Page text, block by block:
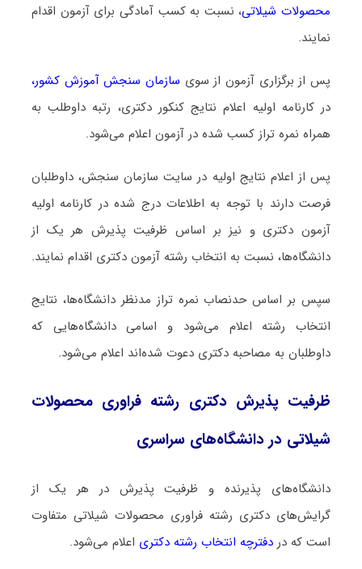
ﻣﺤﺼﻮﻻت شیلاتی، نسبت به کسب آمادگی برای آزمون اقدام
نمایند.
پس از برگزاری آزمون از سوی سازمان سنجش آموزش کشور،
در کارنامه اولیه اعلام نتایج کنکور دکتری، رتبه داوطلب به
همراه نمره تراز کسب شده در آزمون اعلام می‌شود.
پس از اعلام نتایج اولیه در سایت سازمان سنجش، داوطلبان
فرصت دارند با توجه به اطلاعات درج شده در کارنامه اولیه
آزمون دکتری و نیز بر اساس ظرفیت پذیرش هر یک از
دانشگاه‌ها، نسبت به انتخاب رشته آزمون دکتری اقدام نمایند.
سپس بر اساس حدنصاب نمره تراز مدنظر دانشگاه‌ها، نتایج
انتخاب رشته اعلام می‌شود و اسامی دانشگاه‌هایی که
داوطلبان به مصاحبه دکتری دعوت شده‌اند اعلام می‌شود.
ظرفیت پذیرش دکتری رشته ﻓﺮاوری ﻣﺤﺼﻮﻻت
شیلاتی در دانشگاه‌های سراسری
دانشگاه‌های پذیرنده و ظرفیت پذیرش در هر یک از
گرایش‌های دکتری رشته ﻓﺮاوری ﻣﺤﺼﻮﻻت شیلاتی متفاوت
است که در دفترچه انتخاب رشته دکتری اعلام می‌شود.